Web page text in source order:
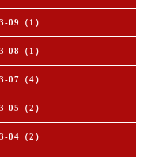
09（1）
08（1）
07（4）
05（2）
04（2）